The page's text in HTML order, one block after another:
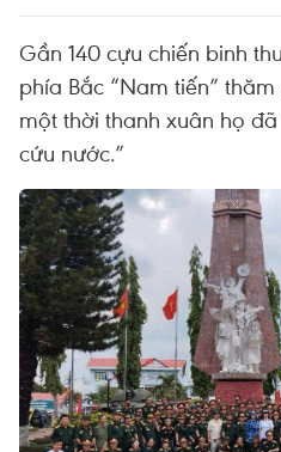
Gần 140 cựu chiến binh
phía Bắc “Nam tiến”
một thời thanh xuân họ
cứu nước.”